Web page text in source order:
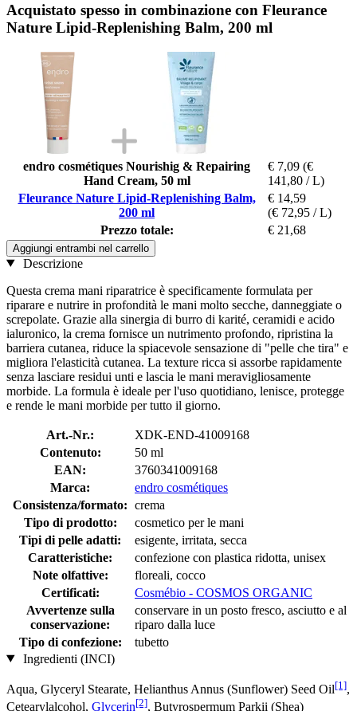
Acquistato spesso in combinazione con Fleurance
Nature Lipid-Replenishing Balm, 200 ml
endro cosmétiques Nourishig & Repairing
Hand Cream, 50 ml
€ 7,09 (€
141,80 / L)
Fleurance Nature Lipid-Replenishing Balm,
200 ml
€ 14,59
(€ 72,95 / L)
Prezzo totale:
€ 21,68
Aggiungi entrambi nel carrello
Descrizione
Questa crema mani riparatrice è specificamente formulata per
riparare e nutrire in profondità le mani molto secche, danneggiate o
screpolate. Grazie alla sinergia di burro di karité, ceramidi e acido
ialuronico, la crema fornisce un nutrimento profondo, ripristina la
barriera cutanea, riduce la spiacevole sensazione di "pelle che tira" e
migliora l'elasticità cutanea. La texture ricca si assorbe rapidamente
senza lasciare residui unti e lascia le mani meravigliosamente
morbide. La formula è ideale per l'uso quotidiano, lenisce, protegge
e rende le mani morbide per tutto il giorno.
Art.-Nr.:
XDK-END-41009168
Contenuto:
50 ml
EAN:
3760341009168
Marca:
endro cosmétiques
Consistenza/formato: crema
Tipo di prodotto:
cosmetico per le mani
Tipi di pelle adatti:
esigente, irritata, secca
Caratteristiche:
confezione con plastica ridotta, unisex
Note olfattive:
floreali, cocco
Certificati:
Cosmébio - COSMOS ORGANIC
Avvertenze sulla
conservazione:
conservare in un posto fresco, asciutto e al
riparo dalla luce
Tipo di confezione:
tubetto
Ingredienti (INCI)
Aqua, Glyceryl Stearate, Helianthus Annus (Sunflower) Seed Oil[1],
Cetearylalcohol, Glycerin[2], Butyrospermum Parkii (Shea)